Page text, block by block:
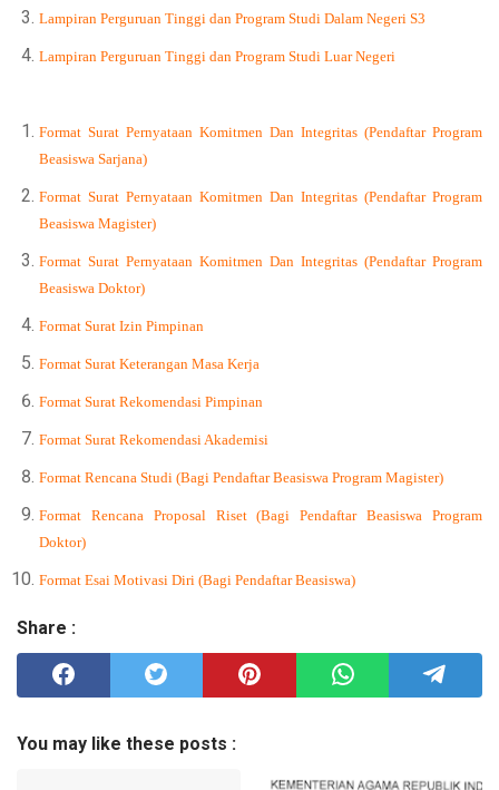
Lampiran Perguruan Tinggi dan Program Studi Dalam Negeri S3
Lampiran Perguruan Tinggi dan Program Studi Luar Negeri
Format Surat Pernyataan Komitmen Dan Integritas (Pendaftar Program
Beasiswa Sarjana)
Format Surat Pernyataan Komitmen Dan Integritas (Pendaftar Program
Beasiswa Magister)
Format Surat Pernyataan Komitmen Dan Integritas (Pendaftar Program
Beasiswa Doktor)
Format Surat Izin Pimpinan
Format Surat Keterangan Masa Kerja
Format Surat Rekomendasi Pimpinan
Format Surat Rekomendasi Akademisi
Format Rencana Studi (Bagi Pendaftar Beasiswa Program Magister)
Format Rencana Proposal Riset (Bagi Pendaftar Beasiswa Program
Doktor)
Format Esai Motivasi Diri (Bagi Pendaftar Beasiswa)
Share :
You may like these posts :